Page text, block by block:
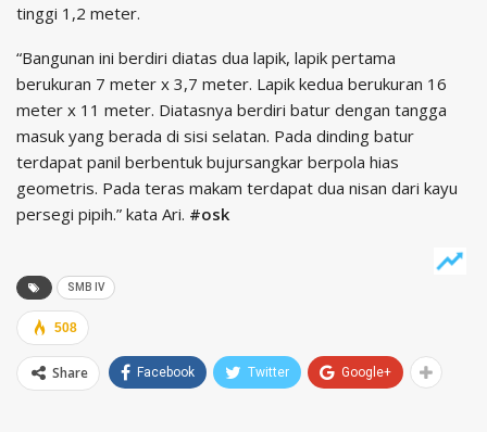
tinggi 1,2 meter.
“Bangunan ini berdiri diatas dua lapik, lapik pertama
berukuran 7 meter x 3,7 meter. Lapik kedua berukuran 16
meter x 11 meter. Diatasnya berdiri batur dengan tangga
masuk yang berada di sisi selatan. Pada dinding batur
terdapat panil berbentuk bujursangkar berpola hias
geometris. Pada teras makam terdapat dua nisan dari kayu
persegi pipih.” kata Ari. #osk
SMB IV
508
Share Facebook Twitter Google+